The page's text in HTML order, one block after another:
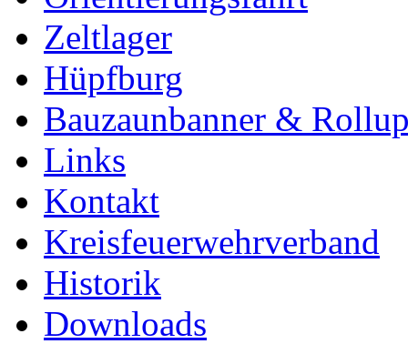
Zeltlager
Hüpfburg
Bauzaunbanner &
Links
Kontakt
Kreisfeuerwehrverband
Historik
Downloads